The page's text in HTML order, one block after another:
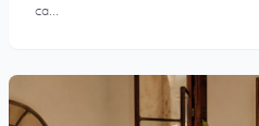
ca...